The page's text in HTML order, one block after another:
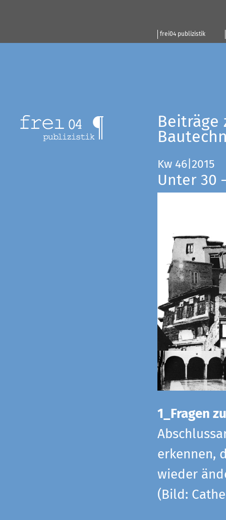
frei04 publizistik
Beiträge
Kw 46|2015
Unter 30
1_Fragen
erkennen,
wieder
(Bild: